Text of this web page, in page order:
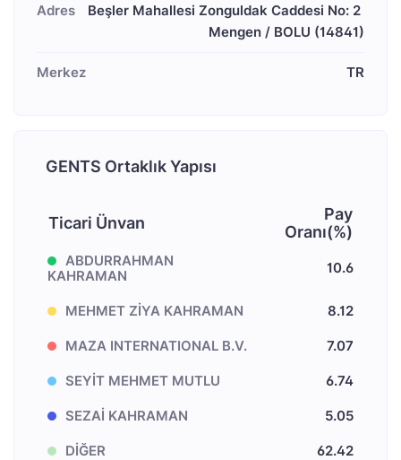
Adres
Beşler Mahallesi Zonguldak Caddesi No: 2
Mengen / BOLU (14841)
Merkez TR
GENTS Ortaklık Yapısı
Ticari Ünvan
Pay
Oranı(%)
ABDURRAHMAN
KAHRAMAN
10.6
MEHMET ZİYA KAHRAMAN 8.12
MAZA INTERNATIONAL B.V. 7.07
SEYİT MEHMET MUTLU 6.74
SEZAİ KAHRAMAN 5.05
DİĞER 62.42